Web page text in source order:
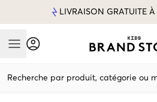
LIVRAISON GRATUITE
Mobile Menu
Recherche par produit, catégorie ou